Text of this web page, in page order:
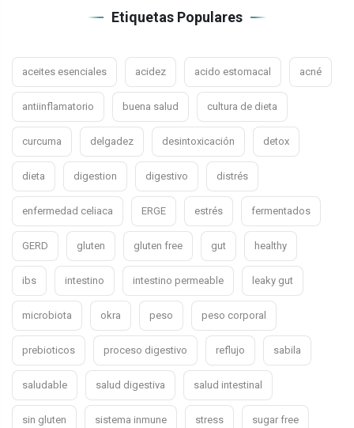
Etiquetas Populares
aceites esenciales acidez acido estomacal acné
antiinflamatorio buena salud cultura de dieta
curcuma delgadez desintoxicación detox
dieta digestion digestivo distrés
enfermedad celiaca ERGE estrés fermentados
GERD gluten gluten free gut healthy
ibs intestino intestino permeable leaky gut
microbiota okra peso peso corporal
prebioticos proceso digestivo reflujo sabila
saludable salud digestiva salud intestinal
sin gluten sistema inmune stress sugar free